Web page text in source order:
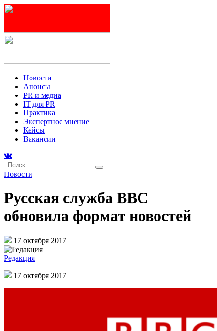
Новости
Анонсы
PR и медиа
IT для PR
Практика
Экспертное мнение
Кейсы
Вакансии
Новости
Русская служба BBC
обновила формат новостей
17 октября 2017
Редакция
17 октября 2017